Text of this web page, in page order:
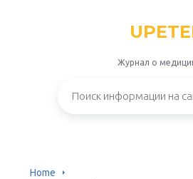
Журнал о
Home